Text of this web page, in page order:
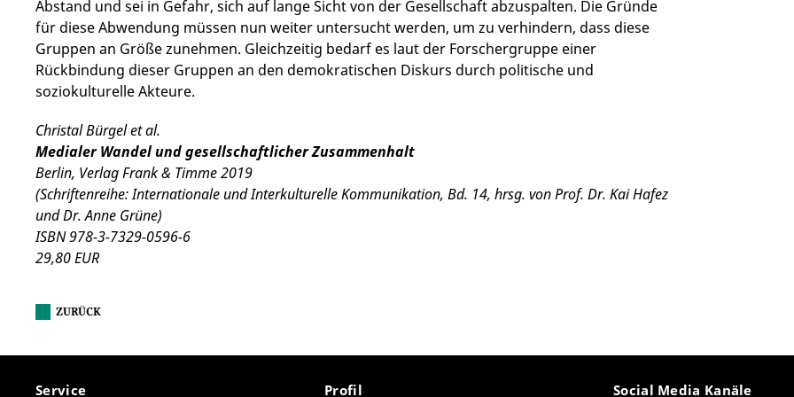
Abstand und sei in Gefahr, sich auf lange Sicht von der Gesellschaft abzuspalten. Die Gründe
für diese Abwendung müssen nun weiter untersucht werden, um zu verhindern, dass diese
Gruppen an Größe zunehmen. Gleichzeitig bedarf es laut der Forschergruppe einer
Rückbindung dieser Gruppen an den demokratischen Diskurs durch politische und
soziokulturelle Akteure.
Christal Bürgel et al.
Medialer Wandel und gesellschaftlicher Zusammenhalt
Berlin, Verlag Frank & Timme 2019
(Schriftenreihe: Internationale und Interkulturelle Kommunikation, Bd. 14, hrsg. von Prof. Dr. Kai Hafez
und Dr. Anne Grüne)
ISBN 978-3-7329-0596-6
29,80 EUR
ZURÜCK
Service Profil Social Media Kanäle